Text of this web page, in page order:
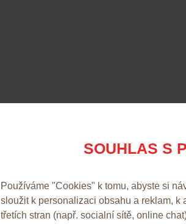
SOUHLAS S
Používáme "Cookies" k tomu, abyste si
sloužit k personalizaci obsahu a reklam,
třetích stran (např. socialní sítě, online